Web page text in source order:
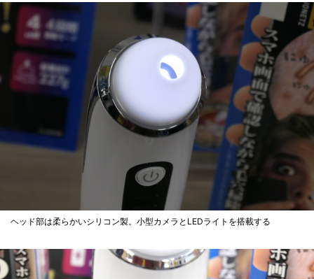
ヘッド部は柔らかいシリコン製。小型カメラとLEDライトを搭載する